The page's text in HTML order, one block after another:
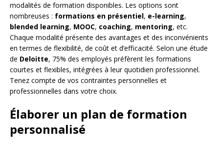
modalités de formation disponibles. Les options sont
nombreuses : formations en présentiel, e-learning,
blended learning, MOOC, coaching, mentoring, etc.
Chaque modalité présente des avantages et des inconvénients
en termes de flexibilité, de coût et d’efficacité. Selon une étude
de Deloitte, 75% des employés préfèrent les formations
courtes et flexibles, intégrées à leur quotidien professionnel.
Tenez compte de vos contraintes personnelles et
professionnelles dans votre choix.
Élaborer un plan de formation
personnalisé